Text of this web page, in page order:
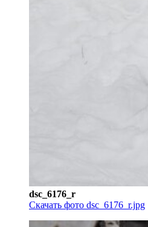
dsc_6176_r
Скачать фото dsc_6176_r.jpg